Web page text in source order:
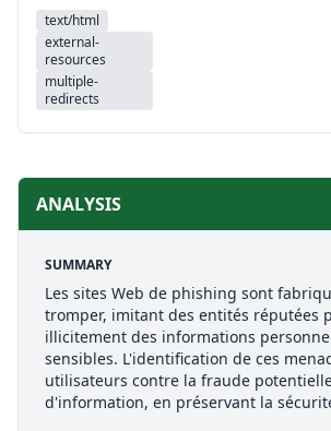
text/html
external-
resources
multiple-
redirects
ANALYSIS
SUMMARY
Les sites Web de phishing sont
tromper, imitant des entités réputées
illicitement des informations
sensibles. L'identification de ces
utilisateurs contre la fraude
d'information, en préservant la